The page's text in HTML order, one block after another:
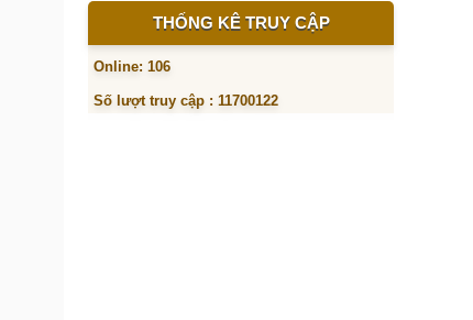
THỐNG KÊ TRUY CẬP
Online: 106
Số lượt truy cập : 11700122